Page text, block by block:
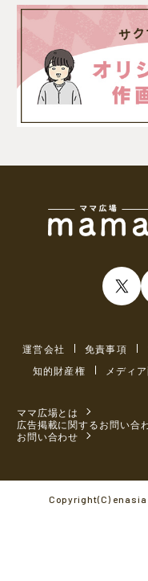
運営会社 免責事項
知的財産権
メディ
ママ広場とは
広告掲載に関するお問い合
お問い合わせ
Copyright(C)